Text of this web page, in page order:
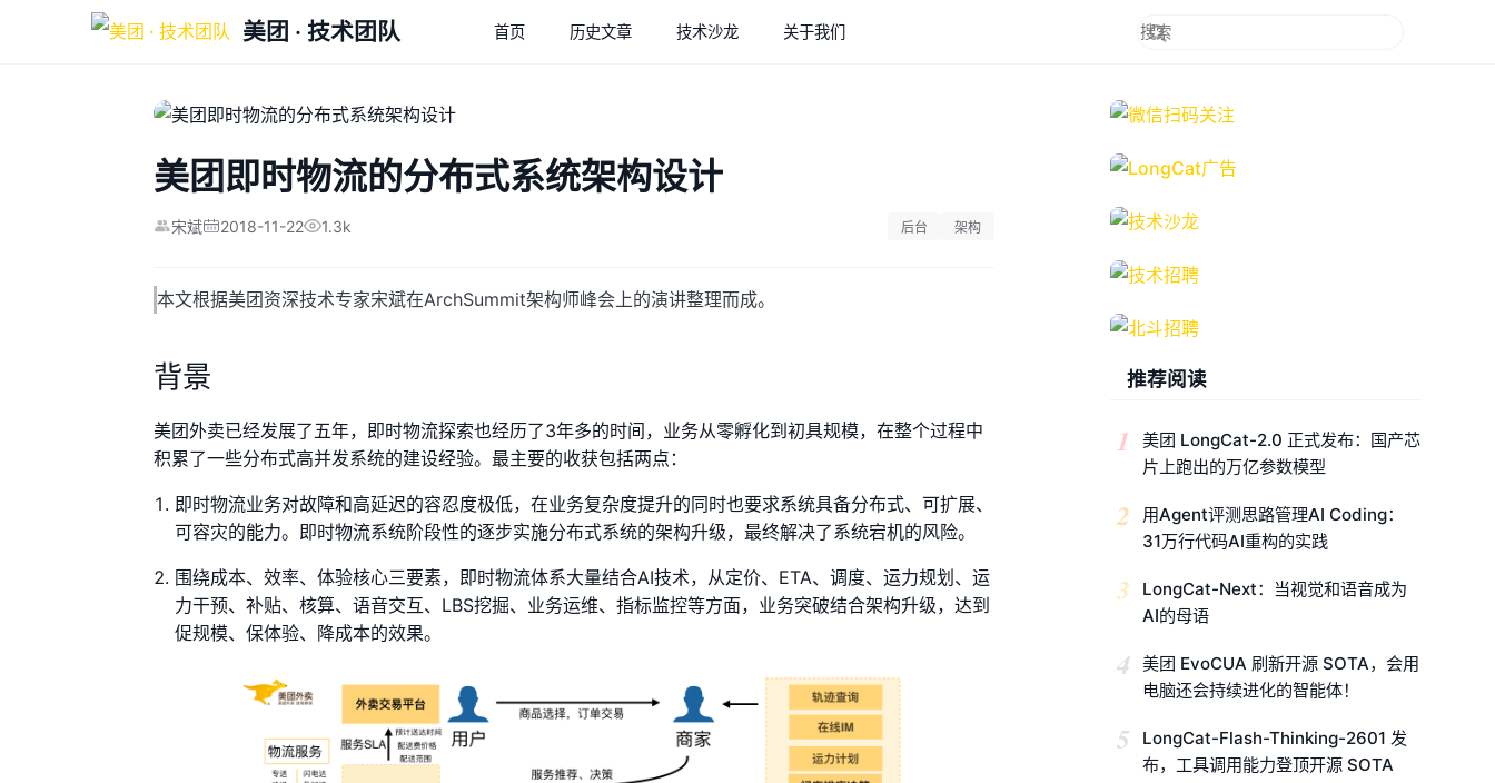
美团 · 技术团队 首页 历史文章 技术沙龙 关于我们
美团即时物流的分布式系统架构设计
宋斌 2018-11-22 1.3k 后台 架构
本文根据美团资深技术专家宋斌在ArchSummit架构师峰会上的演讲整理而成。
背景
美团外卖已经发展了五年，即时物流探索也经历了3年多的时间，业务从零孵化到初具规模，在整个过程中
积累了一些分布式高并发系统的建设经验。最主要的收获包括两点：
即时物流业务对故障和高延迟的容忍度极低，在业务复杂度提升的同时也要求系统具备分布式、可扩展、
可容灾的能力。即时物流系统阶段性的逐步实施分布式系统的架构升级，最终解决了系统宕机的风险。
围绕成本、效率、体验核心三要素，即时物流体系大量结合AI技术，从定价、ETA、调度、运力规划、运
力干预、补贴、核算、语音交互、LBS挖掘、业务运维、指标监控等方面，业务突破结合架构升级，达到
促规模、保体验、降成本的效果。
推荐阅读
1
美团 LongCat-2.0 正式发布：国产芯
片上跑出的万亿参数模型
2
用Agent评测思路管理AI Coding：
31万行代码AI重构的实践
3
LongCat-Next：当视觉和语音成为
AI的母语
4 美团 EvoCUA 刷新开源 SOTA，会用
电脑还会持续进化的智能体！
5
LongCat-Flash-Thinking-2601 发
布，工具调用能力登顶开源 SOTA